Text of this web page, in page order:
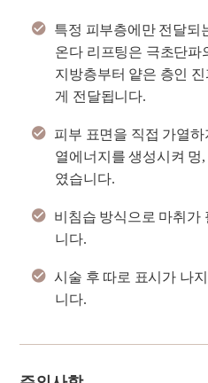
특정 피부층에만 전달되
온다 리프팅은 극초단파
지방층부터 얕은 층인
게 전달됩니다.
피부 표면을 직접 가열
열에너지를 생성시켜 멍
였습니다.
비침습 방식으로 마취가
니다.
시술 후 따로 표시가 나
니다.